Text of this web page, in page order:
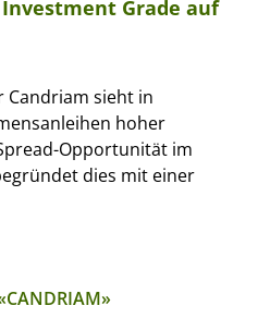
Grade auf
Candriam sieht in
hoher
Opportunität im
dies mit einer